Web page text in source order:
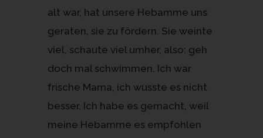
alt war, hat unsere Hebamme uns
geraten, sie zu fördern. Sie weinte
viel, schaute viel umher, also: geh
doch mal schwimmen. Ich war
frische Mama, ich wusste es nicht
besser. Ich habe es gemacht, weil
meine Hebamme es empfohlen